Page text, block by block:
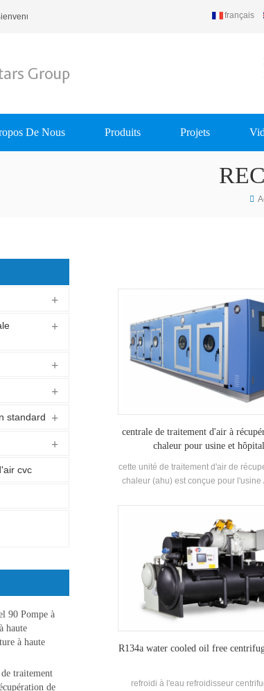
Bienvenue À H.Stars (Guangzhou) Refrigerating Equipment Group
français
De Nous Produits Projets
centrale de traitement d'air à
chaleur pour usine et hôpital
cette unité de traitement d'air de
chaleur (ahu) est conçue pour l'usine
chauffage, humidification,
purification de l'air.
R134a water cooled oil free
refroidi à l'eau refroidisseur
standard
cvc
90 Pompe à
haute
à haute
traitement
de